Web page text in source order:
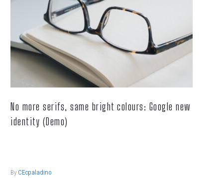
No more serifs, same bright colours: Google new
identity (Demo)
By CEcpaladino